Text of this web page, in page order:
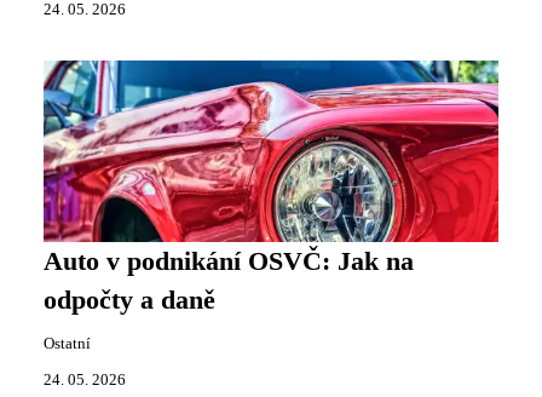
24. 05. 2026
Auto v podnikání OSVČ: Jak na
odpočty a daně
Ostatní
24. 05. 2026